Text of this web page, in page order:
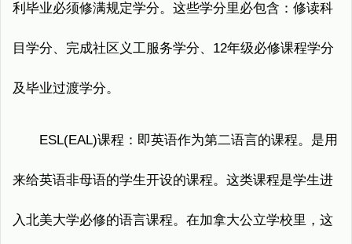
利毕业必须修满规定学分。这些学分里必包含：修读科
目学分、完成社区义工服务学分、12年级必修课程学分
及毕业过渡学分。
ESL(EAL)课程：即英语作为第二语言的课程。是用
来给英语非母语的学生开设的课程。这类课程是学生进
入北美大学必修的语言课程。在加拿大公立学校里，这